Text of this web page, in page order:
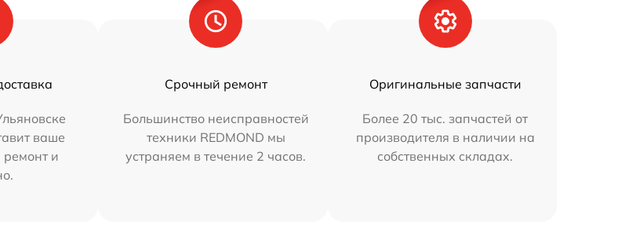
ваше
ремонт и
Срочный ремонт
Большинство неисправностей
техники REDMOND мы
устраняем в течение 2 часов.
Оригинальные запчасти
Более 20 тыс. запчастей от
производителя в наличии на
собственных складах.